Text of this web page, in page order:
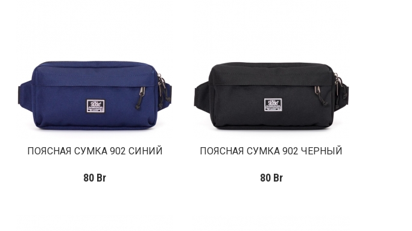
ПОЯСНАЯ СУМКА 902 СИНИЙ
80 Br
ПОЯСНАЯ СУМКА 902 ЧЕРНЫЙ
80 Br